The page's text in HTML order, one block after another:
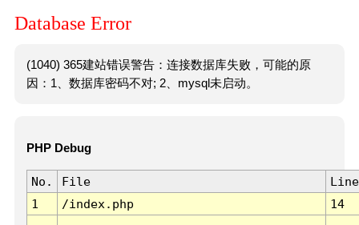
Database Error
(1040) 365建站错误警告：连接数据库失败，可能的原
因：1、数据库密码不对; 2、mysql未启动。
PHP Debug
No. File
Line
1
/index.php 14